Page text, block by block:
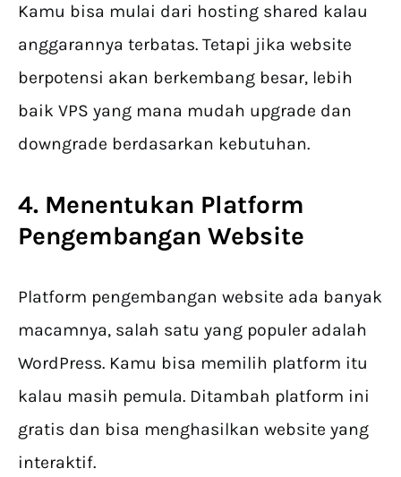
Kamu bisa mulai dari hosting shared kalau
anggarannya terbatas. Tetapi jika website
berpotensi akan berkembang besar, lebih
baik VPS yang mana mudah upgrade dan
downgrade berdasarkan kebutuhan.
4. Menentukan Platform
Pengembangan Website
Platform pengembangan website ada banyak
macamnya, salah satu yang populer adalah
WordPress. Kamu bisa memilih platform itu
kalau masih pemula. Ditambah platform ini
gratis dan bisa menghasilkan website yang
interaktif.